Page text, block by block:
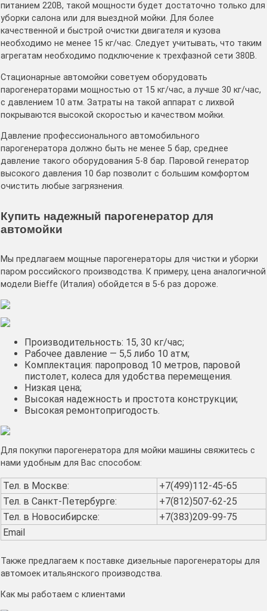
питанием 220В, такой мощности будет достаточно только для
уборки салона или для выездной мойки. Для более
качественной и быстрой очистки двигателя и кузова
необходимо не менее 15 кг/час. Следует учитывать, что таким
агрегатам необходимо подключение к трехфазной сети 380В.
Стационарные автомойки советуем оборудовать
парогенераторами мощностью от 15 кг/час, а лучше 30 кг/час,
с давлением 10 атм. Затраты на такой аппарат с лихвой
покрываются высокой скоростью и качеством мойки.
Давление профессионального автомобильного
парогенератора должно быть не менее 5 бар, среднее
давление такого оборудования 5-8 бар. Паровой генератор
высокого давления 10 бар позволит с большим комфортом
очистить любые загрязнения.
Купить надежный парогенератор для
автомойки
Мы предлагаем мощные парогенераторы для чистки и уборки
паром российского производства. К примеру, цена аналогичной
модели Bieffe (Италия) обойдется в 5-6 раз дороже.
Производительность: 15, 30 кг/час;
Рабочее давление — 5,5 либо 10 атм;
Комплектация: паропровод 10 метров, паровой
пистолет, колеса для удобства перемещения.
Низкая цена;
Высокая надежность и простота конструкции;
Высокая ремонтопригодость.
Для покупки парогенератора для мойки машины свяжитесь с
нами удобным для Вас способом:
Тел. в Москве:
+7(499)112-45-65
Тел. в Санкт-Петербурге:
+7(812)507-62-25
Тел. в Новосибирске:
+7(383)209-99-75
Email
Также предлагаем к поставке дизельные парогенераторы для
автомоек итальянского производства.
Как мы работаем с клиентами